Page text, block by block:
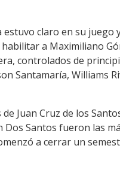
estuvo claro en su juego
a Maximiliano
controlados de
Santamaría, Williams
Juan Cruz de los
Dos Santos fueron las
a cerrar un